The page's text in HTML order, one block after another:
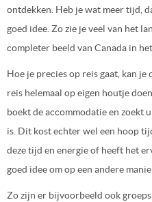
ontdekken. Heb je wat meer tijd,
goed idee. Zo zie je veel van het
completer beeld van Canada in het
Hoe je precies op reis gaat, kan
reis helemaal op eigen houtje
boekt de accommodatie en zoekt
is. Dit kost echter wel een hoop
deze tijd en energie of heeft het
goed idee om op een andere
Zo zijn er bijvoorbeeld ook